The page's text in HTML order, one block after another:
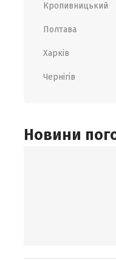
Кропивницький
Полтава
Харків
Чернігів
Новини